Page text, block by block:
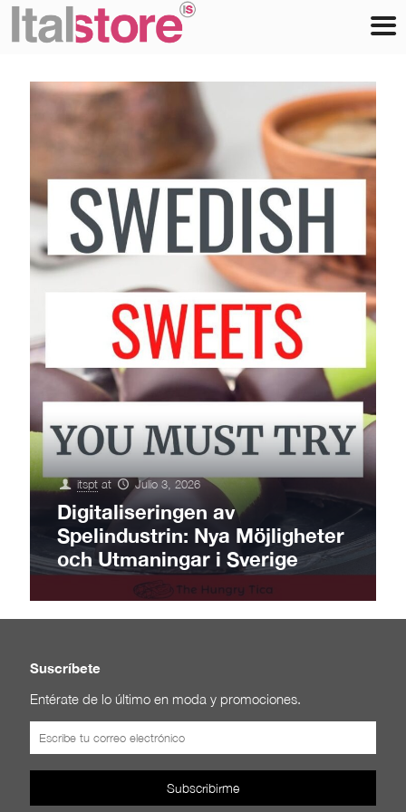
itspt at Julio 3, 2026
Digitaliseringen av
Spelindustrin: Nya Möjligheter
och Utmaningar i Sverige
Suscríbete
Entérate de lo último en moda y promociones.